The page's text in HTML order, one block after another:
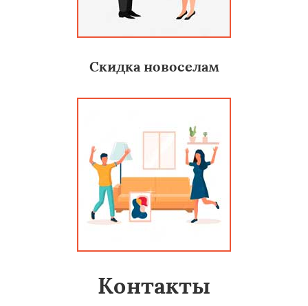
Скидка новоселам
Контакты